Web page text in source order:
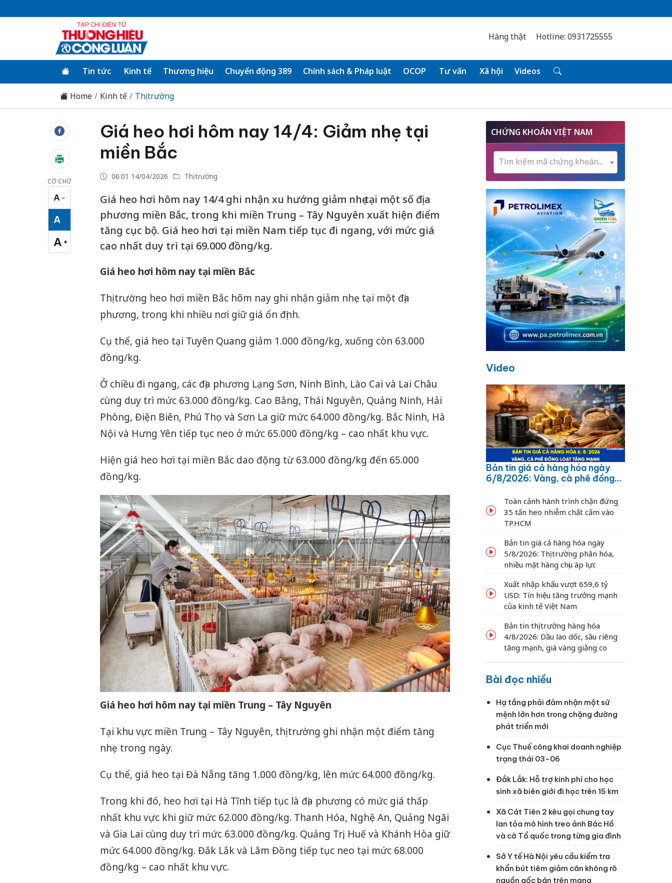
Hàng thật Hotline: 0931725555
Tin tức Kinh tế Thương hiệu Chuyển động 389 Chính sách & Pháp luật OCOP Tư vấn Xã hội Videos
Home Kinh tế Thị trường
CỠ CHỮ
A −
Cỡ chữ nhỏ
A
Cỡ chữ vừa
A +
Cỡ chữ lớn
Giá heo hơi hôm nay 14/4: Giảm nhẹ tại
miền Bắc
06:01 14/04/2026 Thị trường
Giá heo hơi hôm nay 14/4 ghi nhận xu hướng giảm nhẹ tại một số địa
phương miền Bắc, trong khi miền Trung – Tây Nguyên xuất hiện điểm
tăng cục bộ. Giá heo hơi tại miền Nam tiếp tục đi ngang, với mức giá
cao nhất duy trì tại 69.000 đồng/kg.
Giá heo hơi hôm nay tại miền Bắc
Thị trường heo hơi miền Bắc hôm nay ghi nhận giảm nhẹ tại một địa
phương, trong khi nhiều nơi giữ giá ổn định.
Cụ thể, giá heo tại Tuyên Quang giảm 1.000 đồng/kg, xuống còn 63.000
đồng/kg.
Ở chiều đi ngang, các địa phương Lạng Sơn, Ninh Bình, Lào Cai và Lai Châu
cùng duy trì mức 63.000 đồng/kg. Cao Bằng, Thái Nguyên, Quảng Ninh, Hải
Phòng, Điện Biên, Phú Thọ và Sơn La giữ mức 64.000 đồng/kg. Bắc Ninh, Hà
Nội và Hưng Yên tiếp tục neo ở mức 65.000 đồng/kg – cao nhất khu vực.
Hiện giá heo hơi tại miền Bắc dao động từ 63.000 đồng/kg đến 65.000
đồng/kg.
Giá heo hơi hôm nay tại miền Trung – Tây Nguyên
Tại khu vực miền Trung – Tây Nguyên, thị trường ghi nhận một điểm tăng
nhẹ trong ngày.
Cụ thể, giá heo tại Đà Nẵng tăng 1.000 đồng/kg, lên mức 64.000 đồng/kg.
Trong khi đó, heo hơi tại Hà Tĩnh tiếp tục là địa phương có mức giá thấp
nhất khu vực khi giữ mức 62.000 đồng/kg. Thanh Hóa, Nghệ An, Quảng Ngãi
và Gia Lai cùng duy trì mức 63.000 đồng/kg. Quảng Trị, Huế và Khánh Hòa giữ
mức 64.000 đồng/kg. Đắk Lắk và Lâm Đồng tiếp tục neo tại mức 68.000
đồng/kg – cao nhất khu vực.
CHỨNG KHOÁN VIỆT NAM
Tìm kiếm mã chứng khoán...
Video
Bản tin giá cả hàng hóa ngày
6/8/2026: Vàng, cà phê đồng
Toàn cảnh hành trình chặn đứng
35 tấn heo nhiễm chất cấm vào
TP.HCM
Bản tin giá cả hàng hóa ngày
5/8/2026: Thị trường phân hóa,
nhiều mặt hàng chịu áp lực
Xuất nhập khẩu vượt 659,6 tỷ
USD: Tín hiệu tăng trưởng mạnh
của kinh tế Việt Nam
Bản tin thị trường hàng hóa
4/8/2026: Dầu lao dốc, sầu riêng
tăng mạnh, giá vàng giằng co
Bài đọc nhiều
Hạ tầng phải đảm nhận một sứ
mệnh lớn hơn trong chặng đường
phát triển mới
Cục Thuế công khai doanh nghiệp
trạng thái 03-06
Đắk Lắk: Hỗ trợ kinh phí cho học
sinh xã biên giới đi học trên 15 km
Xã Cát Tiên 2 kêu gọi chung tay
lan tỏa mô hình treo ảnh Bác Hồ
và cờ Tổ quốc trong từng gia đình
Sở Y tế Hà Nội yêu cầu kiểm tra
khẩn bút tiêm giảm cân không rõ
nguồn gốc bán trên mạng